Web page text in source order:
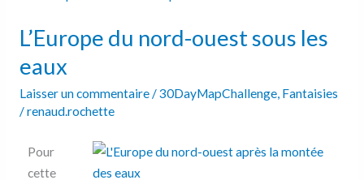
L’Europe du nord-ouest sous les
eaux
Laisser un commentaire/30DayMapChallenge, Fantaisies
/renaud.rochette
Pour
cette
nord-
sous
les
eaux